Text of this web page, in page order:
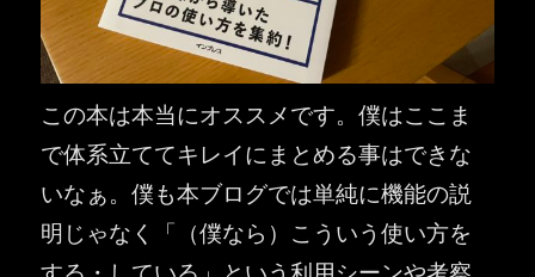
この本は本当にオススメです。僕はここま
で体系立ててキレイにまとめる事はできな
いなぁ。僕も本ブログでは単純に機能の説
明じゃなく「（僕なら）こういう使い方を
する・している」という利用シーンや考察